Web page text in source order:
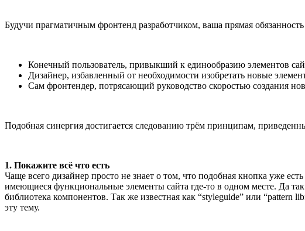
Будучи прагматичным фронтенд разработчиком, ваша прямая
Конечный пользователь, привыкший к единообразию элементов
Дизайнер, избавленный от необходимости изобретать новые
Сам фронтендер, потрясающий руководство скоростью создания
Подобная синергия достигается следованию трём принципам,
1. Покажите всё что есть
Чаще всего дизайнер просто не знает о том, что подобная кнопка уже
имеющиеся функциональные элементы сайта где-то в одном месте. Да
библиотека компонентов. Так же известная как “styleguide” или “pattern
эту тему.